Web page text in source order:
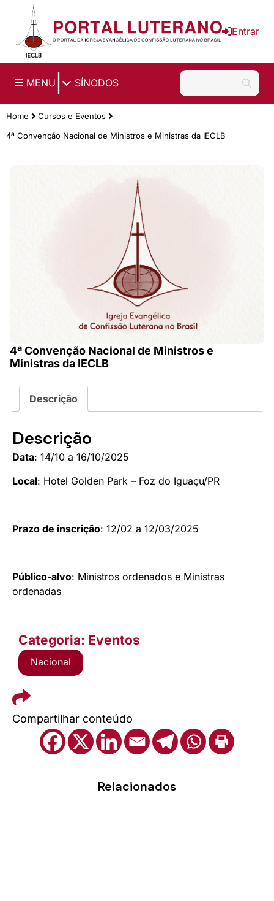
Ir para o conteúdo principal
Entrar
MENU SÍNODOS
Home
Cursos e Eventos
4ª Convenção Nacional de Ministros e Ministras da IECLB
4ª Convenção Nacional de Ministros e
Ministras da IECLB
Descrição
Descrição
Data: 14/10 a 16/10/2025
Local: Hotel Golden Park – Foz do Iguaçu/PR
Prazo de inscrição: 12/02 a 12/03/2025
Público-alvo: Ministros ordenados e Ministras
ordenadas
Categoria: Eventos
Nacional
Compartilhar conteúdo
Relacionados